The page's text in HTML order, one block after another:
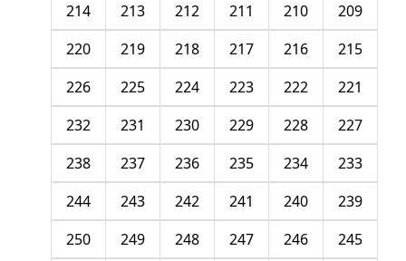
209
210
211
212
213
214
215
216
217
218
219
220
221
222
223
224
225
226
227
228
229
230
231
232
233
234
235
236
237
238
239
240
241
242
243
244
245
246
247
248
249
250